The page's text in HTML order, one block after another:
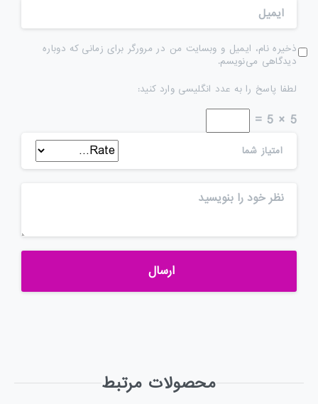
ذخیره نام، ایمیل و وبسایت من در مرورگر برای زمانی که دوباره
دیدگاهی می‌نویسم.
لطفا پاسخ را به عدد انگلیسی وارد کنید:
5 × 5 =
امتیاز شما
محصولات مرتبط